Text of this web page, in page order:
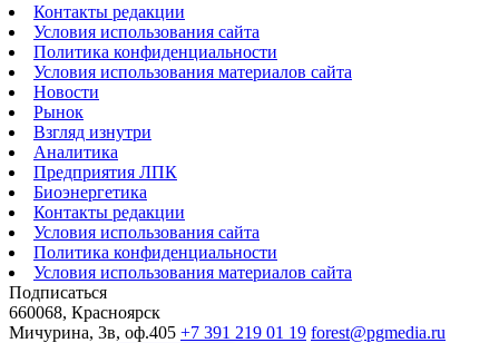
Контакты редакции
Условия использования сайта
Политика конфиденциальности
Условия использования материалов сайта
Новости
Рынок
Взгляд изнутри
Аналитика
Предприятия ЛПК
Биоэнергетика
Контакты редакции
Условия использования сайта
Политика конфиденциальности
Условия использования материалов сайта
Подписаться
660068, Красноярск
Мичурина, 3в, оф.405 +7 391 219 01 19 forest@pgmedia.ru